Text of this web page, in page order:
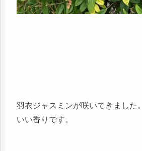
羽衣ジャスミンが咲いてきました。
いい香りです。